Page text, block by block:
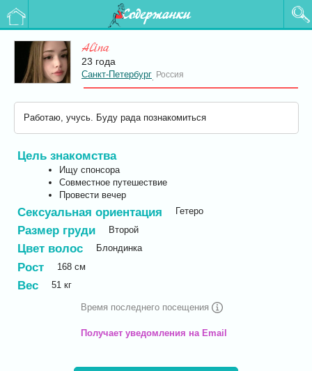
Содержанки
Alina
23 года
Санкт-Петербург Россия
Работаю, учусь. Буду рада познакомиться
Цель знакомства
Ищу спонсора
Совместное путешествие
Провести вечер
Сексуальная ориентация Гетеро
Размер груди Второй
Цвет волос Блондинка
Рост 168 см
Вес 51 кг
Время последнего посещения
Получает уведомления на Email